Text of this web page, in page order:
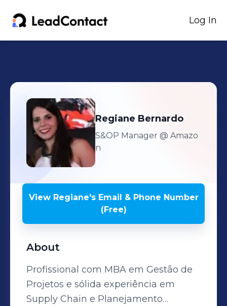
Log In
Regiane Bernardo
S&OP Manager @ Amazo
n
View Regiane'sEmail & Phone Number
(Free)
About
Profissional com MBA em Gestão de
Projetos e sólida experiência em
Supply Chain e Planejamento